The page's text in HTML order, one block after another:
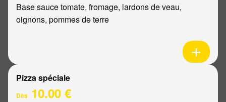
Base sauce tomate, fromage, lardons de veau,
oignons, pommes de terre
Pizza spéciale
Dès 10.00 €